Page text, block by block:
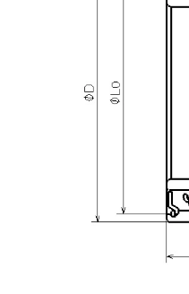
请填写表格，与美蓓
深沟球轴承（